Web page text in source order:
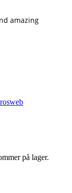
amazing
på lager.